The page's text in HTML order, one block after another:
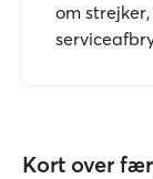
om
Kort over